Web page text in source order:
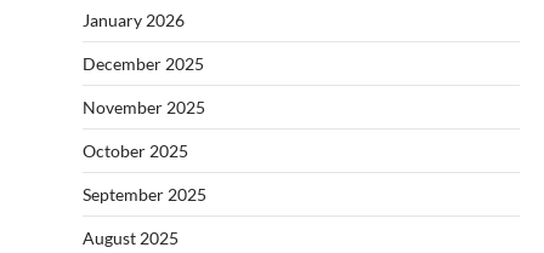
January 2026
December 2025
November 2025
October 2025
September 2025
August 2025